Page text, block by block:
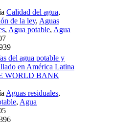
Calidad del agua,
de la ley, Aguas
, Agua potable, Agua
del agua potable y
en América Latina
WORLD BANK
Aguas residuales,
, Agua